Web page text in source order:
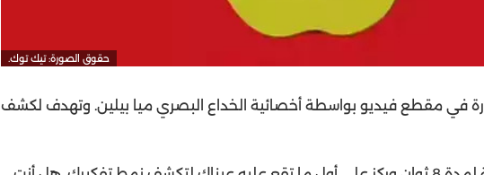
حقوق الصورة: تيك توك.
في مقطع فيديو بواسطة أخصائية الخداع البصري ميا بيلين. وتهدف لكشف